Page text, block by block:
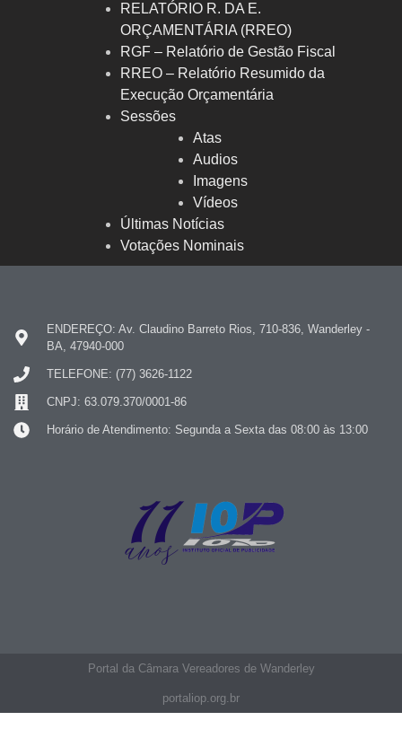
RELATÓRIO R. DA E.
ORÇAMENTÁRIA (RREO)
RGF – Relatório de Gestão Fiscal
RREO – Relatório Resumido da
Execução Orçamentária
Sessões
Atas
Audios
Imagens
Vídeos
Últimas Notícias
Votações Nominais
ENDEREÇO: Av. Claudino Barreto Rios, 710-836, Wanderley -
BA, 47940-000
TELEFONE: (77) 3626-1122
CNPJ: 63.079.370/0001-86
Horário de Atendimento: Segunda a Sexta das 08:00 às 13:00
Portal da Câmara Vereadores de Wanderley
portaliop.org.br